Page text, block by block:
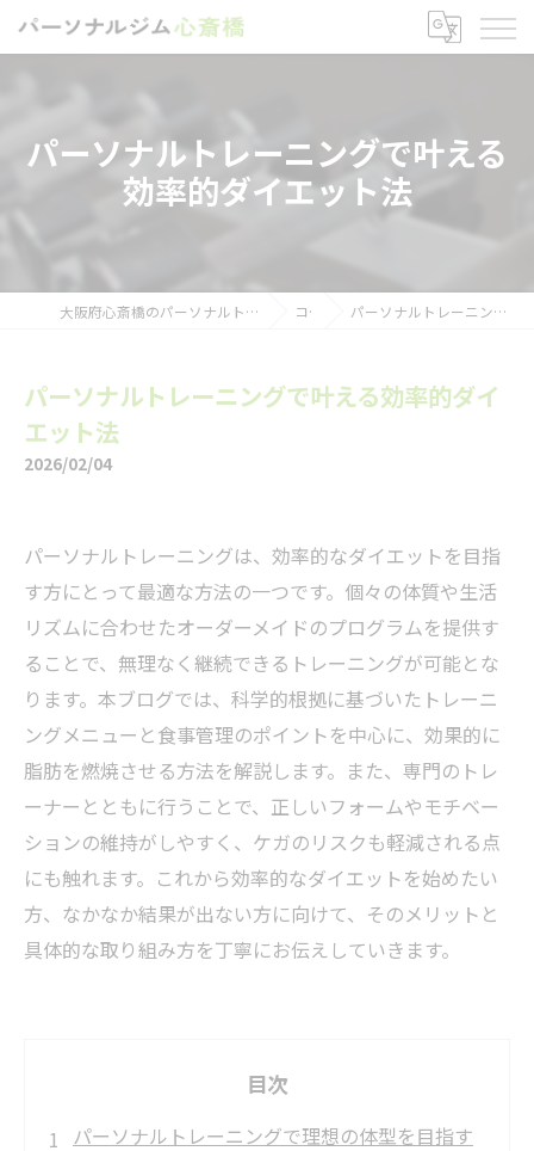
パーソナルトレーニングで叶える
効率的ダイエット法
大阪府心斎橋のパーソナルトレーニングならパーソナルジム心斎橋 コラム パーソナルトレーニングで叶える効率的ダイエット法
パーソナルトレーニングで叶える効率的ダイ
エット法
2026/02/04
パーソナルトレーニングは、効率的なダイエットを目指
す方にとって最適な方法の一つです。個々の体質や生活
リズムに合わせたオーダーメイドのプログラムを提供す
ることで、無理なく継続できるトレーニングが可能とな
ります。本ブログでは、科学的根拠に基づいたトレーニ
ングメニューと食事管理のポイントを中心に、効果的に
脂肪を燃焼させる方法を解説します。また、専門のトレ
ーナーとともに行うことで、正しいフォームやモチベー
ションの維持がしやすく、ケガのリスクも軽減される点
にも触れます。これから効率的なダイエットを始めたい
方、なかなか結果が出ない方に向けて、そのメリットと
具体的な取り組み方を丁寧にお伝えしていきます。
目次
パーソナルトレーニングで理想の体型を目指す